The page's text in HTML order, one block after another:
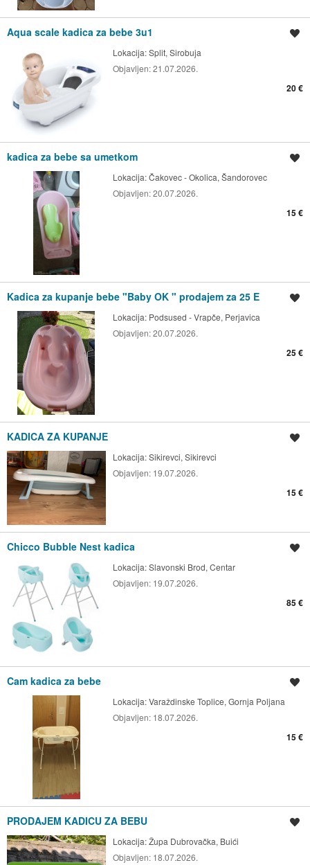
Aqua scale kadica za bebe 3u1
Lokacija:Split, Sirobuja
Objavljen:21.07.2026.
20 €
kadica za bebe sa umetkom
Lokacija:Čakovec - Okolica, Šandorovec
Objavljen:20.07.2026.
15 €
Kadica za kupanje bebe "Baby OK " prodajem za 25 E
Lokacija: Podsused - Vrapče, Perjavica
Objavljen:20.07.2026.
25 €
KADICA ZA KUPANJE
Lokacija:Sikirevci, Sikirevci
Objavljen: 19.07.2026.
15 €
Chicco Bubble Nest kadica
Lokacija:Slavonski Brod, Centar
Objavljen: 19.07.2026.
85 €
Cam kadica za bebe
Lokacija:Varaždinske Toplice, Gornja Poljana
Objavljen: 18.07.2026.
15 €
PRODAJEM KADICU ZA BEBU
Lokacija:Župa Dubrovačka, Buići
Objavljen: 18.07.2026.